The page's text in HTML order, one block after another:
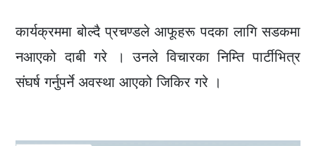
कार्यक्रममा बोल्दै प्रचण्डले आफूहरू पदका लागि सडकमा
नआएको दाबी गरे । उनले विचारका निम्ति पार्टीभित्र
संघर्ष गर्नुपर्ने अवस्था आएको जिकिर गरे ।